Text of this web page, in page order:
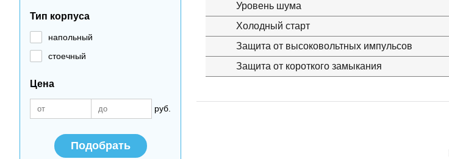
Тип корпуса
напольный
стоечный
Цена
руб.
Подобрать
Уровень шума
Холодный старт
Защита от высоковольтных импульсов
Защита от короткого замыкания